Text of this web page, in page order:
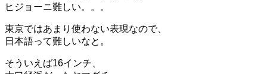
ヒジョーニ難しい。。。
東京ではあまり使わない表現なので、
日本語って難しいなと。
そういえば16インチ、